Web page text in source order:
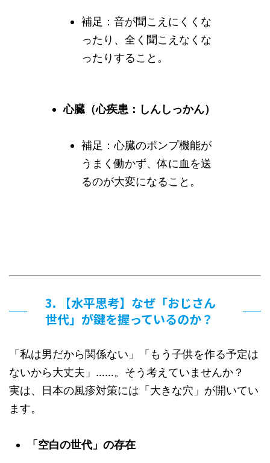
補足：音が聞こえにくくな
ったり、全く聞こえなくな
ったりすること。
心臓（心疾患：しんしっかん）
補足：心臓のポンプ機能が
うまく働かず、体に血を送
るのが大変になること。
3. 【水平思考】なぜ「おじさん
世代」が鍵を握っているのか？
「私は男だから関係ない」「もう子供を作る予定は
ないから大丈夫」……。そう考えていませんか？
実は、日本の風疹対策には「大きな穴」が開いてい
ます。
「空白の世代」の存在